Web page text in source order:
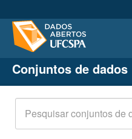
Conjuntos de dados
Organizações
Grupos
Sobre
Conjuntos de dados